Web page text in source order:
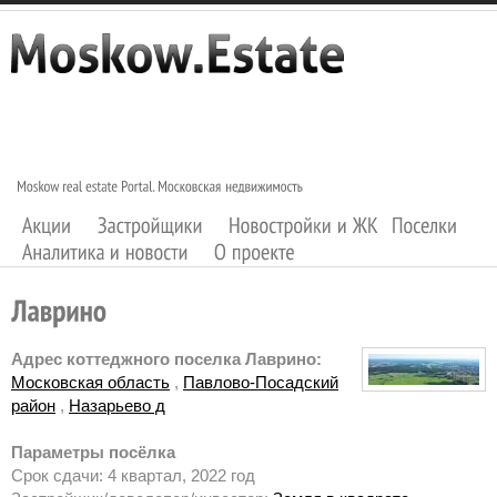
Адрес коттеджного поселка Лаврино:
Московская область , Павлово-Посадский
район , Назарьево д
Параметры посёлка
Срок сдачи: 4 квартал, 2022 год